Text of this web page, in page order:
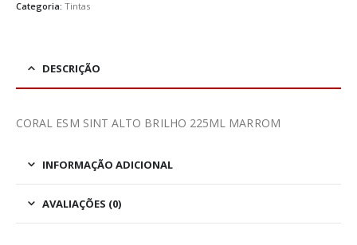
Categoria: Tintas
DESCRIÇÃO
CORAL ESM SINT ALTO BRILHO 225ML MARROM
INFORMAÇÃO ADICIONAL
AVALIAÇÕES (0)